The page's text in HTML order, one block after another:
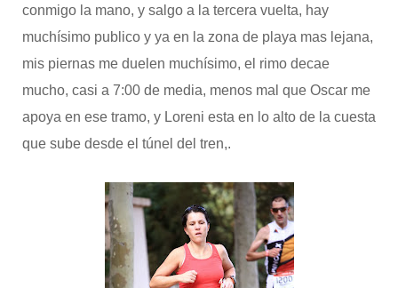
conmigo la mano, y salgo a la tercera vuelta, hay
muchísimo publico y ya en la zona de playa mas lejana,
mis piernas me duelen muchísimo, el rimo decae
mucho, casi a 7:00 de media, menos mal que Oscar me
apoya en ese tramo, y Loreni esta en lo alto de la cuesta
que sube desde el túnel del tren,.